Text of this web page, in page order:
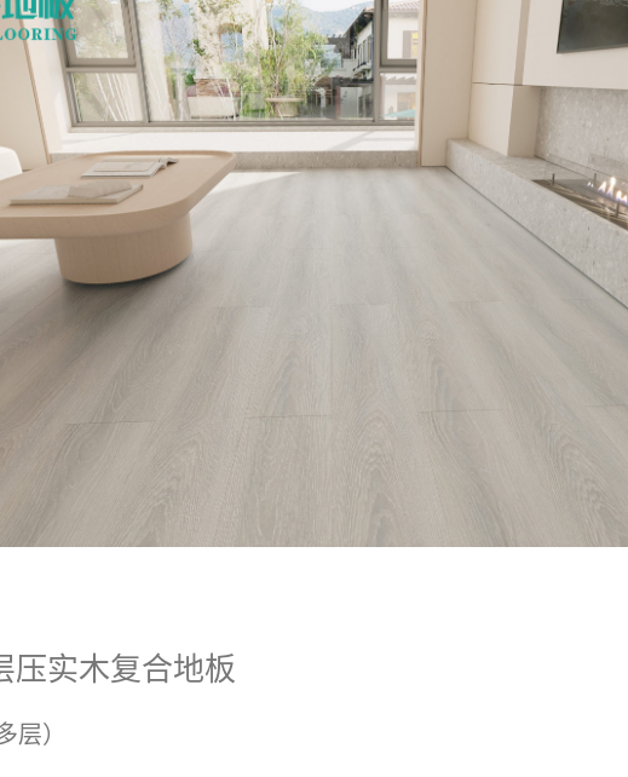
压实木复合地板
层）